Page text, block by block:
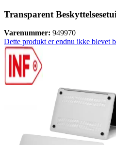
Transparent
Varenummer: 949970
Dette produkt er endnu ikke blevet